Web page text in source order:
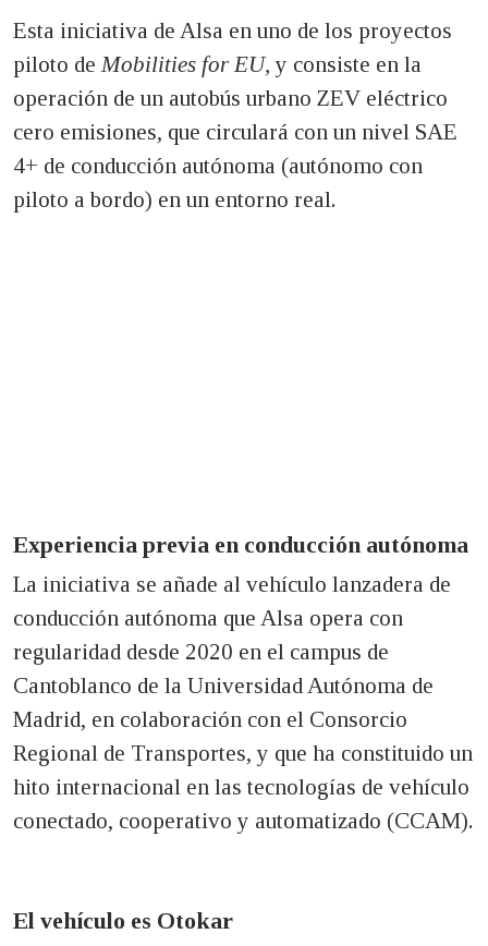
Esta iniciativa de Alsa en uno de los proyectos
piloto de Mobilities for EU,y consiste en la
operación de un autobús urbano ZEV eléctrico
cero emisiones, que circulará con un nivel SAE
4+ de conducción autónoma (autónomo con
piloto a bordo) en un entorno real.
Experiencia previa en conducción autónoma
La iniciativa se añade al vehículo lanzadera de
conducción autónoma que Alsa opera con
regularidad desde 2020 en el campus de
Cantoblanco de la Universidad Autónoma de
Madrid, en colaboración con el Consorcio
Regional de Transportes, y que ha constituido un
hito internacional en las tecnologías de vehículo
conectado, cooperativo y automatizado (CCAM).
El vehículo es Otokar